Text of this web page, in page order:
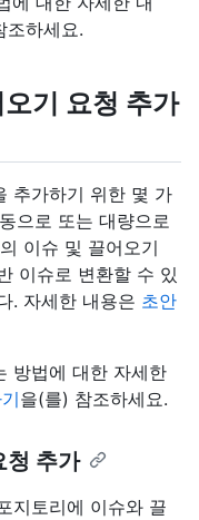
조하세요.
기 요청 추가
추가하기 위한 몇 가
으로 또는 대량으로
이슈 및 끌어오기
이슈로 변환할 수 있
. 자세한 내용은 초안
방법에 대한 자세한
을(를) 참조하세요.
청 추가
지토리에 이슈와 끌